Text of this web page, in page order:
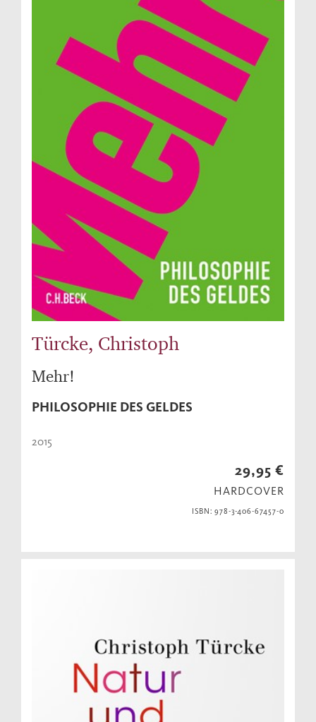
Türcke, Christoph
Mehr!
PHILOSOPHIE DES GELDES
2015
29,95 €
HARDCOVER
ISBN: 978-3-406-67457-0